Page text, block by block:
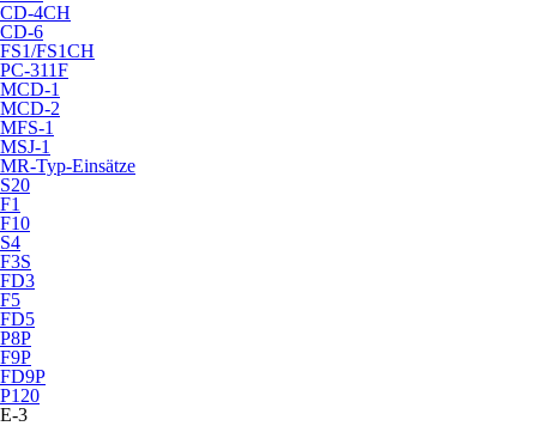
CD-4CH
CD-6
FS1/FS1CH
PC-311F
MCD-1
MCD-2
MFS-1
MSJ-1
MR-Typ-Einsätze
S20
F1
F10
S4
F3S
FD3
F5
FD5
P8P
F9P
FD9P
P120
E-3